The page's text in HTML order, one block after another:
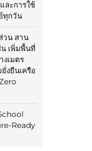
ละการใช้
ทุกวัน
วน สาน
น เพิ่มพื้นที่
งเมตร
งยืนเครือ
Ready